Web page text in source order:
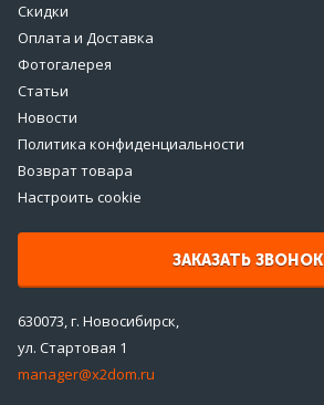
Скидки
Оплата и Доставка
Фотогалерея
Статьи
Новости
Политика конфиденциальности
Возврат товара
Настроить cookie
ЗАКАЗАТЬ ЗВОНОК
630073, г. Новосибирск,
ул. Стартовая 1
manager@x2dom.ru